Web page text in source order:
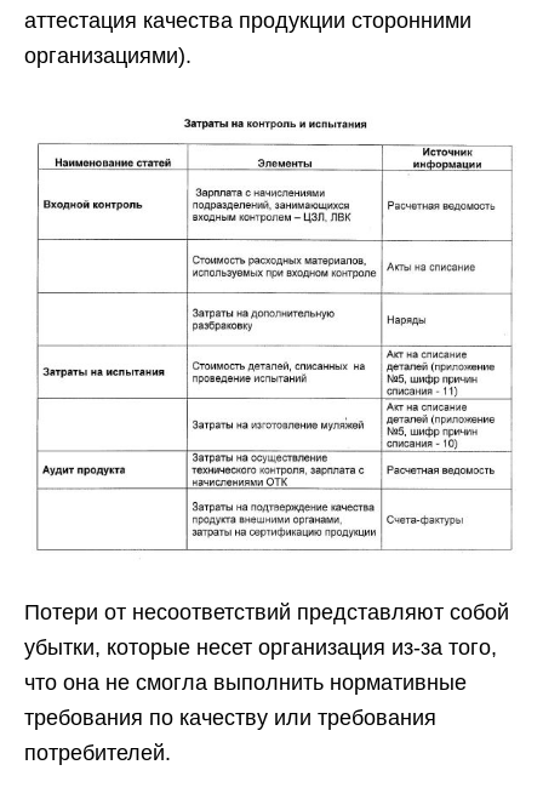
аттестация качества продукции сторонними
организациями).
Потери от несоответствий представляют собой
убытки, которые несет организация из-за того,
что она не смогла выполнить нормативные
требования по качеству или требования
потребителей.